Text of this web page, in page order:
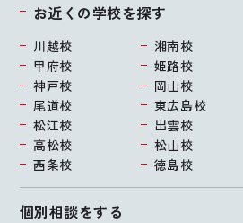
個別相談をする
お近くの学校を探す
川越校 湘南校
甲府校
姫路校
神戸校
岡山校
尾道校
東広島校
松江校
出雲校
高松校
松山校
西条校
徳島校